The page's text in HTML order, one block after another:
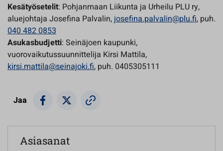
Kesätyösetelit: Pohjanmaan Liikunta ja Urheilu PLU ry,
aluejohtaja Josefina Palvalin, josefina.palvalin@plu.fi, puh.
040 482 0853
Asukasbudjetti: Seinäjoen kaupunki,
vuorovaikutussuunnittelija Kirsi Mattila,
kirsi.mattila@seinajoki.fi, puh. 0405305111
Jaa
Asiasanat